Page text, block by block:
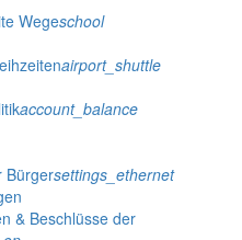
Wegeschool
airport_shuttle
account_balance
Bürgersettings_ethernet
& Beschlüsse der